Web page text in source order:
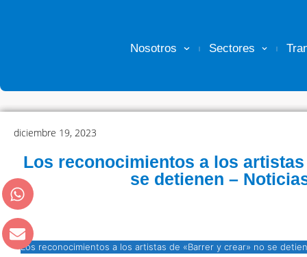
Nosotros Sectores
diciembre 19, 2023
Los reconocimientos a los
se detienen –
Los reconocimientos a los artistas de «Barrer y crear» no se